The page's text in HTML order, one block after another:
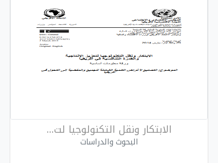
الابتكار ونقل التكنولوجيا لت...
البحوث والدراسات